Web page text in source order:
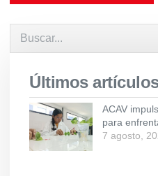
Últimos
ACAV
para
7 agosto,